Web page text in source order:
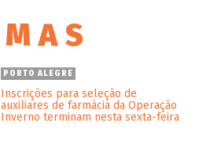
PORTO ALEGRE
Inscrições para seleção de
auxiliares de farmácia da Operação
Inverno terminam nesta sexta-feira